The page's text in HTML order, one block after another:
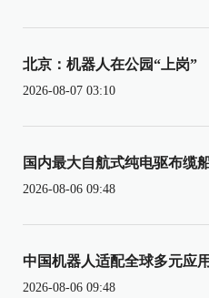
北京：机器人在公园“上岗”
2026-08-07 03:10
国内最大自航式纯电驱布缆
2026-08-06 09:48
中国机器人适配全球多元应
2026-08-06 09:48